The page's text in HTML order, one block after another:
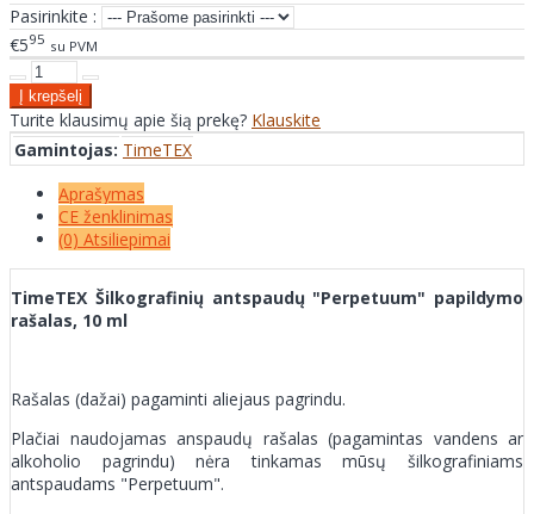
Pasirinkite :
€595 su PVM
Turite klausimų apie šią prekę? Klauskite
Gamintojas: TimeTEX
Aprašymas
CE ženklinimas
(0) Atsiliepimai
TimeTEX Šilkografinių antspaudų "Perpetuum" papildymo
rašalas, 10 ml
Rašalas (dažai) pagaminti aliejaus pagrindu.
Plačiai naudojamas anspaudų rašalas (pagamintas vandens ar
alkoholio pagrindu) nėra tinkamas mūsų šilkografiniams
antspaudams "Perpetuum".